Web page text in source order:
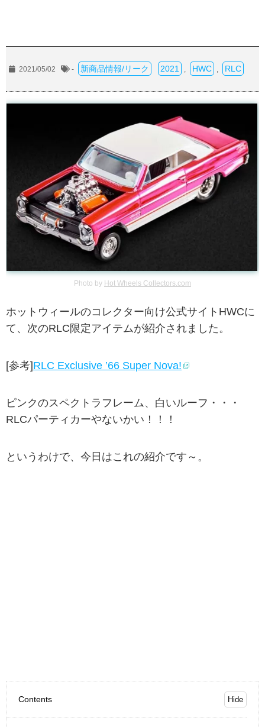
2021/05/02 - 新商品情報/リーク 2021 HWC RLC
Photo by Hot Wheels Collectors.com
ホットウィールのコレクター向け公式サイトHWCに
て、次のRLC限定アイテムが紹介されました。
[参考]RLC Exclusive ’66 Super Nova!
ピンクのスペクトラフレーム、白いルーフ・・・
RLCパーティカーやないかい！！！
というわけで、今日はこれの紹介です～。
Contents